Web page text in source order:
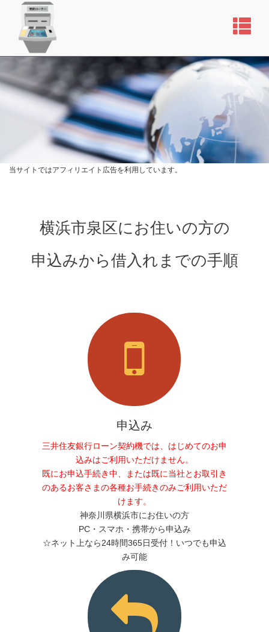
当サイトではアフィリエイト広告を利用しています。
横浜市泉区にお住いの方の
申込みから借入れまでの手順
申込み
三井住友銀行ローン契約機では、はじめてのお申
込みはご利用いただけません。
既にお申込手続き中、または既に当社とお取引き
のあるお客さまの各種お手続きのみご利用いただ
けます。
神奈川県横浜市にお住いの方
PC・スマホ・携帯から申込み
☆ネット上なら24時間365日受付！いつでも申込
み可能